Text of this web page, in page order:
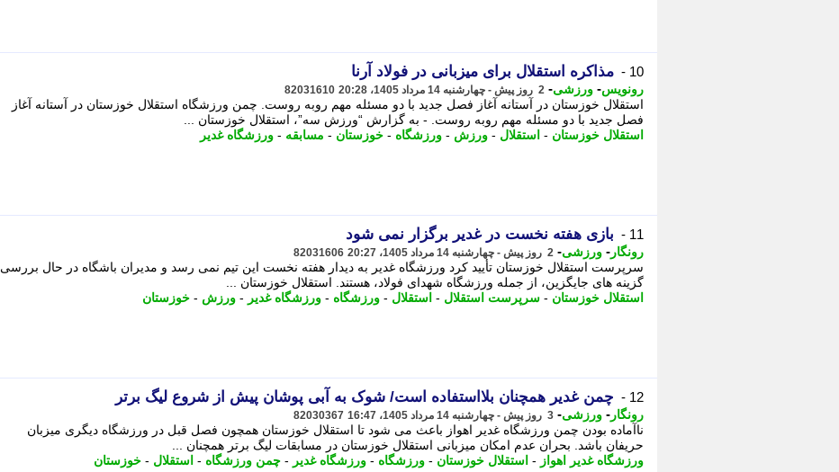
10 - مذاکره استقلال برای میزبانی در فولاد آرنا
رونویس- ورزشی- 2 روز پیش - چهارشنبه 14 مرداد 1405، 20:28 82031610
استقلال خوزستان در آستانه آغاز فصل جدید با دو مسئله مهم روبه روست. چمن ورزشگاه استقلال خوزستان در آستانه آغاز
فصل جدید با دو مسئله مهم روبه روست. - به گزارش “ورزش سه”، استقلال خوزستان ...
استقلال خوزستان - استقلال - ورزش - ورزشگاه - خوزستان - مسابقه - ورزشگاه غدیر
11 - بازی هفته نخست در غدیر برگزار نمی شود
رونگار - ورزشی- 2 روز پیش - چهارشنبه 14 مرداد 1405، 20:27 82031606
سرپرست استقلال خوزستان تأیید کرد ورزشگاه غدیر به دیدار هفته نخست این تیم نمی رسد و مدیران باشگاه در حال بررسی
گزینه های جایگزین، از جمله ورزشگاه شهدای فولاد، هستند. استقلال خوزستان ...
استقلال خوزستان - سرپرست استقلال - استقلال - ورزشگاه - ورزشگاه غدیر - ورزش - خوزستان
12 - چمن غدیر همچنان بلااستفاده است/ شوک به آبی پوشان پیش از شروع لیگ برتر
رونگار - ورزشی- 3 روز پیش - چهارشنبه 14 مرداد 1405، 16:47 82030367
ناآماده بودن چمن ورزشگاه غدیر اهواز باعث می شود تا استقلال خوزستان همچون فصل قبل در ورزشگاه دیگری میزبان
حریفان باشد. بحران عدم امکان میزبانی استقلال خوزستان در مسابقات لیگ برتر همچنان ...
ورزشگاه غدیر اهواز - استقلال خوزستان - ورزشگاه - ورزشگاه غدیر - چمن ورزشگاه - استقلال - خوزستان